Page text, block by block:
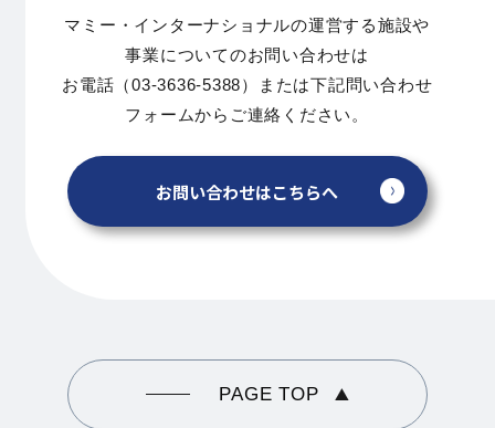
マミー・インターナショナルの運営する施設や
事業についてのお問い合わせは
お電話（03-3636-5388）または下記問い合わせ
フォームからご連絡ください。
お問い合わせはこちらへ
PAGE TOP